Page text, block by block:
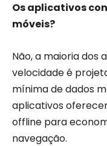
Os aplicativos
móveis?
Não, a maioria dos
velocidade é
mínima de dados
aplicativos
offline para
navegação.